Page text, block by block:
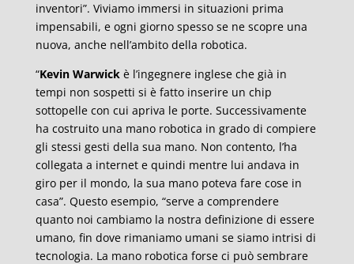
inventori”. Viviamo immersi in situazioni prima
impensabili, e ogni giorno spesso se ne scopre una
nuova, anche nell’ambito della robotica.
“Kevin Warwickè l’ingegnere inglese che già in
tempi non sospetti si è fatto inserire un chip
sottopelle con cui apriva le porte. Successivamente
ha costruito una mano robotica in grado di compiere
gli stessi gesti della sua mano. Non contento, l’ha
collegata a internet e quindi mentre lui andava in
giro per il mondo, la sua mano poteva fare cose in
casa”. Questo esempio, “serve a comprendere
quanto noi cambiamo la nostra definizione di essere
umano, fin dove rimaniamo umani se siamo intrisi di
tecnologia. La mano robotica forse ci può sembrare